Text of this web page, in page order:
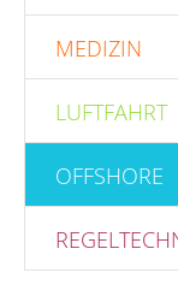
MEDIZIN
LUFTFAHRT
OFFSHORE